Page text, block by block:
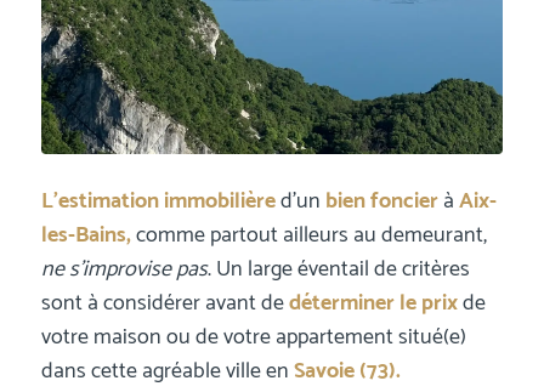
L’estimation immobilièred’un bien foncieràAix-
les-Bains,comme partout ailleurs au demeurant,
ne s’improvise pas. Un large éventail de critères
sont à considérer avant dedéterminer le prixde
votre maison ou de votre appartement situé(e)
dans cette agréable ville enSavoie (73).